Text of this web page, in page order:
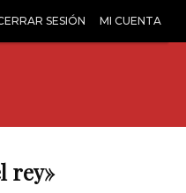
SESIÓN MI CUENTA
rey»